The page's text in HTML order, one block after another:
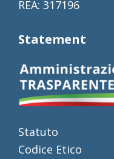
REA: 317196
Statement
Statuto
Codice Etico